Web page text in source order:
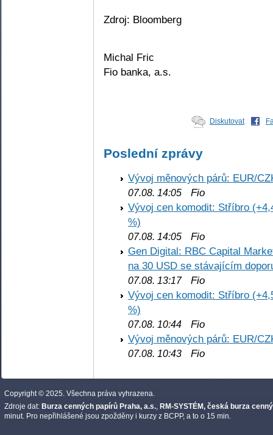
Zdroj: Bloomberg
Michal Fric
Fio banka, a.s.
Diskutovat
Poslední zprávy
Vývoj měnových párů: EUR/
07.08. 14:05 Fio
Vývoj cen komodit: Stříbro
%)
07.08. 14:05 Fio
Gen Digital: RBC Capital
na 30 USD se stávajícím
07.08. 13:17Fio
Vývoj cen komodit: Stříbro
%)
07.08. 10:44 Fio
Vývoj měnových párů: EUR/
07.08. 10:43 Fio
Copyright © 2025. Všechna práva vyhrazena.
Zdroje dat: Burza cenných papírů Praha, a.s., RM-SYSTÉM, česká burza
minut. Pro nepřihlášené jsou zpožděny i kurzy z BCPP, a to o 15 min.